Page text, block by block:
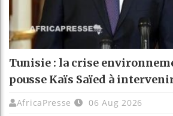
Tunisie : la crise
pousse Kaïs Saïed à
AfricaPresse 06 Aug 2026